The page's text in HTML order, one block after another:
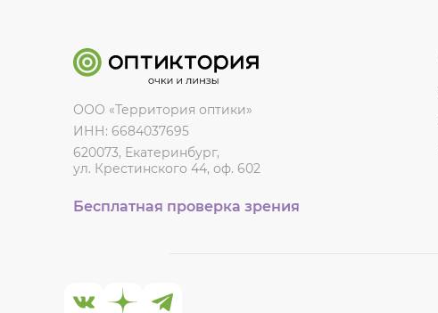
ООО «Территория оптики»
ИНН: 6684037695
620073, Екатеринбург,
ул. Крестинского 44, оф. 602
Бесплатная проверка зрения